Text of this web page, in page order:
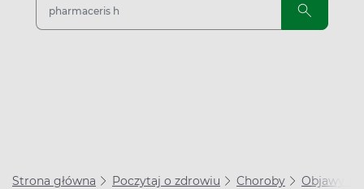
Strona główna Poczytaj o zdrowiu Choroby Objawy